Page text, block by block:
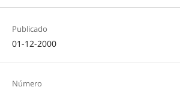
Publicado
01-12-2000
Número